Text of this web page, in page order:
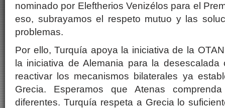
nominado por Eleftherios Venizélos para el
eso, subrayamos el respeto mutuo y las
problemas.
Por ello, Turquía apoya la iniciativa de la
la iniciativa de Alemania para la
reactivar los mecanismos bilaterales ya
Grecia. Esperamos que Atenas
diferentes. Turquía respeta a Grecia lo